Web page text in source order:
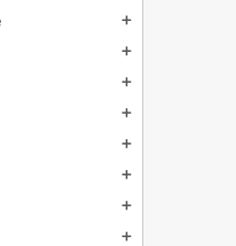
add
add
add
add
add
add
add
add